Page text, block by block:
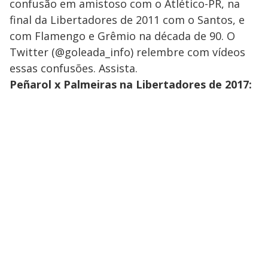
confusão em amistoso com o Atlético-PR, na
final da Libertadores de 2011 com o Santos, e
com Flamengo e Grêmio na década de 90. O
Twitter (@goleada_info) relembre com vídeos
essas confusões. Assista.
Peñarol x Palmeiras na Libertadores de 2017: